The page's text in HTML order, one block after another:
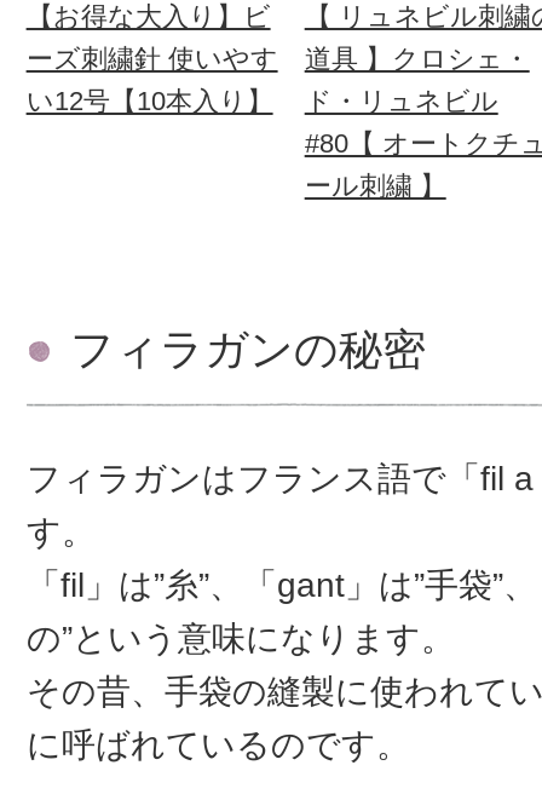
【お得な大入り】ビ
ーズ刺繍針 使いやす
い12号【10本入り】
【 リュネビル刺繍
道具 】クロシェ・
ド・リュネビル
#80【 オートクチ
ール刺繍 】
フィラガンの秘密
フィラガンはフランス語で「fil
す。
「fil」は”糸”、「gant」は”手袋”
の”という意味になります。
その昔、手袋の縫製に使われて
に呼ばれているのです。